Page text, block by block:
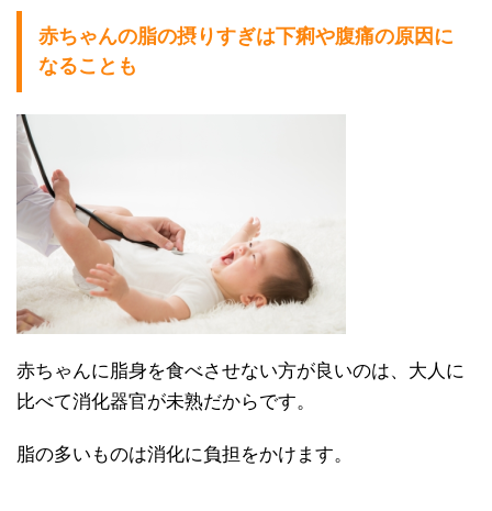
赤ちゃんの脂の摂りすぎは下痢や腹痛の原因に
なることも
赤ちゃんに脂身を食べさせない方が良いのは、大人に
比べて消化器官が未熟だからです。
脂の多いものは消化に負担をかけます。